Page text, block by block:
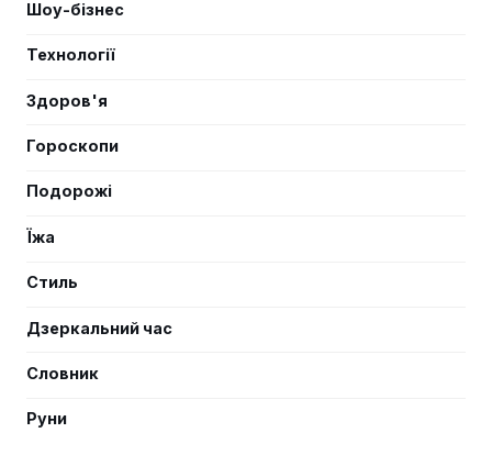
Шоу-бізнес
Технології
Здоров'я
Гороскопи
Подорожі
Їжа
Стиль
Дзеркальний час
Словник
Руни